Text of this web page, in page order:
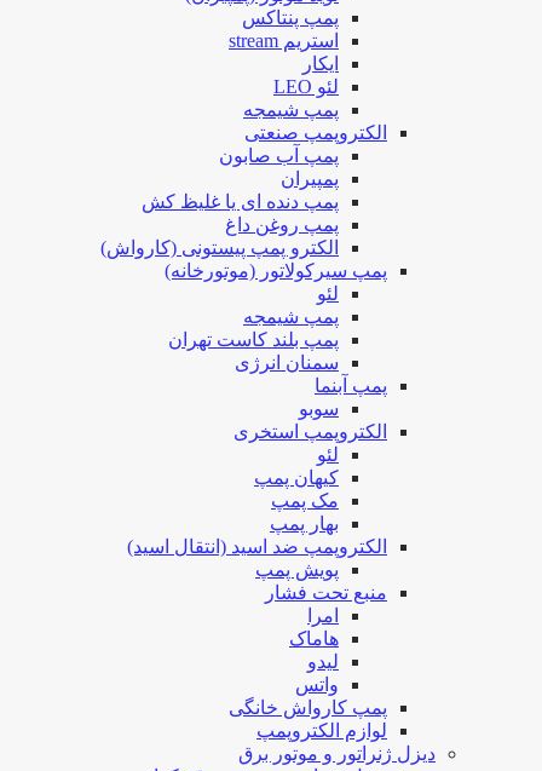
پمپ پنتاکس
استریم stream
ایکار
لئو LEO
پمپ شیمجه
الکتروپمپ صنعتی
پمپ آب صابون
پمپیران
پمپ دنده ای یا غلیظ کش
پمپ روغن داغ
الکترو پمپ پیستونی (کارواش)
پمپ سیرکولاتور (موتورخانه)
لئو
پمپ شیمجه
پمپ بلند کاست تهران
سمنان انرژی
پمپ آبنما
سوبو
الکتروپمپ استخری
لئو
کیهان پمپ
مک پمپ
بهار پمپ
الکتروپمپ ضد اسید (انتقال اسید)
پویش پمپ
منبع تحت فشار
امرا
هاماک
لیدو
واتس
پمپ کارواش خانگی
لوازم الکتروپمپ
دیزل ژنراتور و موتور برق